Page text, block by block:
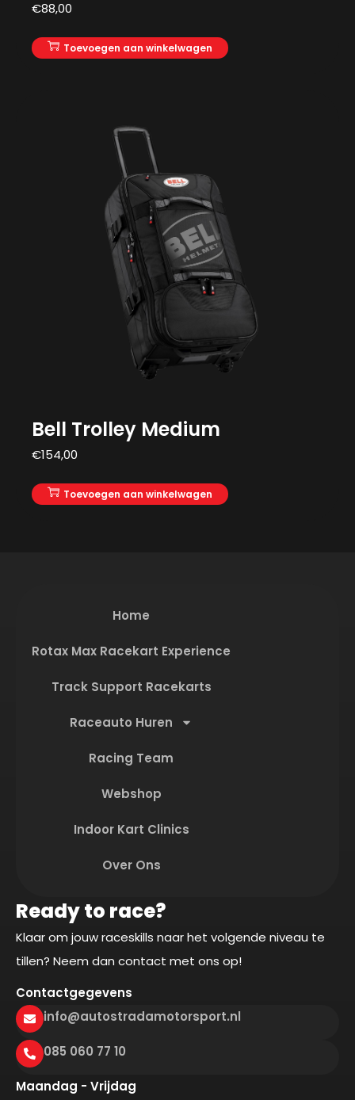
€88,00
Toevoegen aan winkelwagen
Bell Trolley Medium
€154,00
Toevoegen aan winkelwagen
Home
Rotax Max Racekart Experience
Track Support Racekarts
Raceauto Huren
Racing Team
Webshop
Indoor Kart Clinics
Over Ons
Ready to race?
Klaar om jouw raceskills naar het volgende niveau te
tillen? Neem dan contact met ons op!
Contactgegevens
info@autostradamotorsport.nl
085 060 77 10
Maandag - Vrijdag